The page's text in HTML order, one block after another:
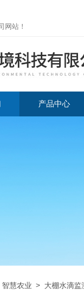
网站 ！
产品中心
智慧农业 > 大棚水滴监